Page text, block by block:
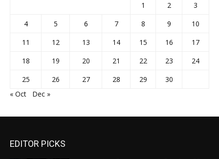
1 2
3
4
5 6 7 8 9
10
11
12 13 14 15 16
17
18
19 20 21 22 23
24
25
26 27 28 29
30
« Oct
Dec »
EDITOR PICKS